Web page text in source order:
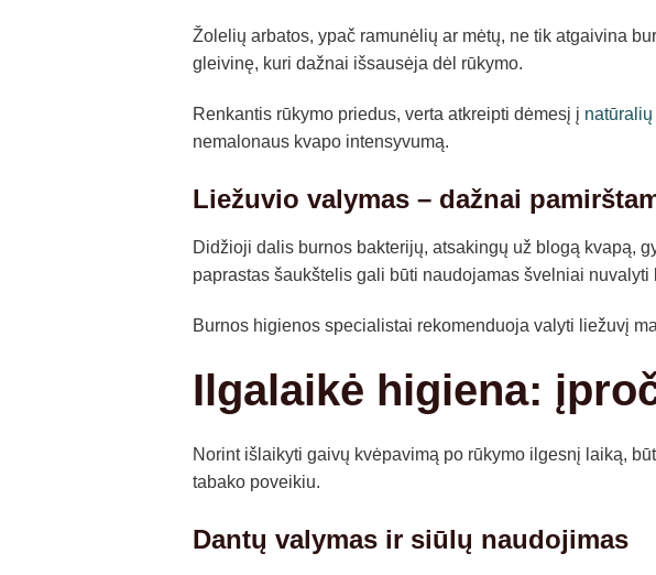
Žolelių arbatos, ypač ramunėlių ar mėtų, ne tik atgaivina
gleivinę, kuri dažnai išsausėja dėl rūkymo.
Renkantis rūkymo priedus, verta atkreipti dėmesį į
nemalonaus kvapo intensyvumą.
Liežuvio valymas – dažnai
Didžioji dalis burnos bakterijų, atsakingų už blogą kvapą,
paprastas šaukštelis gali būti naudojamas švelniai
Burnos higienos specialistai rekomenduoja valyti liežuvį
Ilgalaikė higiena:
Norint išlaikyti gaivų kvėpavimą po rūkymo ilgesnį laiką,
tabako poveikiu.
Dantų valymas ir siūlų naudojimas